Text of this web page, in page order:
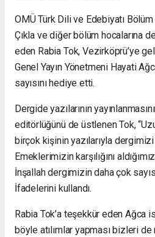
OMÜ Türk Dili ve Edebiyatı
Çıkla ve diğer bölüm hocalarına
eden Rabia Tok, Vezirköprü’ye
Genel Yayın Yönetmeni Hayati
sayısını hediye etti.
Dergide yazılarının
editörlüğünü de üstlenen Tok,
birçok kişinin yazılarıyla dergimizi
Emeklerimizin karşılığını
İnşallah dergimizin daha çok
İfadelerini kullandı.
Rabia Tok’a teşekkür eden Ağca
böyle atılımlar yapması bizleri